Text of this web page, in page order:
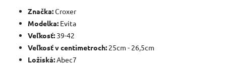
Značka:Croxer
Modelka: Evita
Veľkosť: 39-42
Veľkosť v centimetroch: 25cm - 26,5cm
Ložiská:Abec7